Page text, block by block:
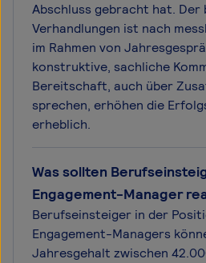
Abschluss gebracht hat.
Verhandlungen ist nach
im Rahmen von
konstruktive, sachliche
Bereitschaft, auch über
sprechen, erhöhen die
erheblich.
Was sollten
Engagement-Manager
Berufseinsteiger in der
Engagement-Managers
Jahresgehalt zwischen